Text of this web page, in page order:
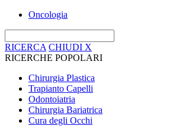
Oncologia
RICERCA CHIUDI X
RICERCHE POPOLARI
Chirurgia Plastica
Trapianto Capelli
Odontoiatria
Chirurgia Bariatrica
Cura degli Occhi